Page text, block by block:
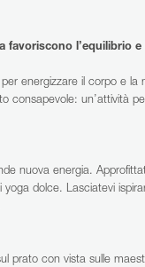
OFFERTE
favoriscono l’equilibrio e
energizzare il corpo e la
consapevole: un’attività
nuova energia.
dolce. Lasciatevi
prato con vista sulle